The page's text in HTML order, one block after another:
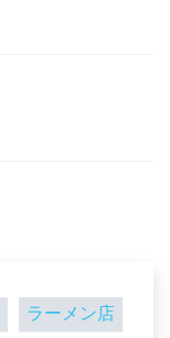
ラーメン店